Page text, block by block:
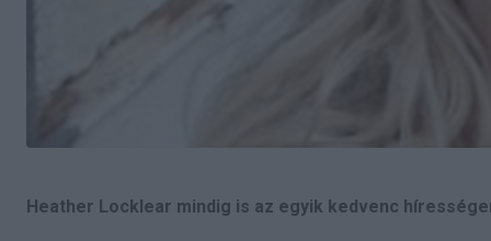
Heather Locklear mindig is az egyik kedvenc